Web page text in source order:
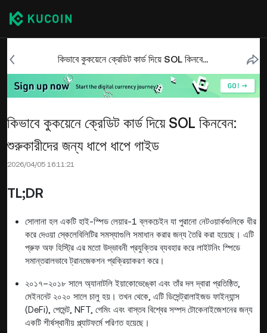
কিভাবে কুকয়েনে ক্রেডিট কার্ড দিয়ে SOL কিনবেন: শুরুকারীদের জন্য ধাপে ধাপে গাইড
কিভাবে কুকয়েনে ক্রেডিট কার্ড দিয়ে SOL কিনবেন:
শুরুকারীদের জন্য ধাপে ধাপে গাইড
2026/04/05 16:11:21
TL;DR
সোলানা হল একটি হাই-স্পিড লেয়ার-1 ব্লকচেইন যা পুরানো নেটওয়ার্কগুলিকে ধীর
করে দেওয়া স্কেলেবিলিটির সমস্যাগুলি সমাধান করার জন্য তৈরি করা হয়েছে। এটি
প্রুফ অফ হিস্ট্রি এর মতো উদ্ভাবনী প্রযুক্তির ব্যবহার করে লাইটনিং স্পিডে
সমান্তরালভাবে ট্রানজেকশন প্রক্রিয়াকরণ করে।
২০১৭–২০১৮ সালে অ্যানাটলি ইয়াকোভেঙ্কো এবং তাঁর দল দ্বারা প্রতিষ্ঠিত,
মেইননেট ২০২০ সালে চালু হয়। তখন থেকে, এটি ডিসেন্ট্রালাইজড ফাইন্যান্স
(DeFi), পেমেন্ট, NFT, গেমিং এবং বাস্তব বিশ্বের সম্পদ টোকেনাইজেশনের জন্য
একটি শীর্ষস্থানীয় প্ল্যাটফর্মে পরিণত হয়েছে।